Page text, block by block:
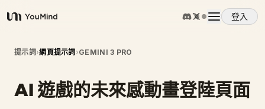
YouMind
登入
概覽
使用案例
提示詞›網頁提示詞 ›GEMINI 3 PRO
AI 遊戲的未來感動畫登陸頁面